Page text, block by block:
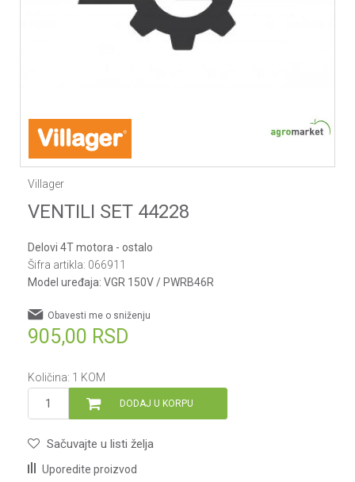
Villager
VENTILI SET 44228
Delovi 4T motora - ostalo
Šifra artikla: 066911
Model uređaja: VGR 150V / PWRB46R
905,00 RSD
Obavesti me o sniženju
Količina: 1 KOM
DODAJ U KORPU
Sačuvajte u listi želja
Uporedite proizvod